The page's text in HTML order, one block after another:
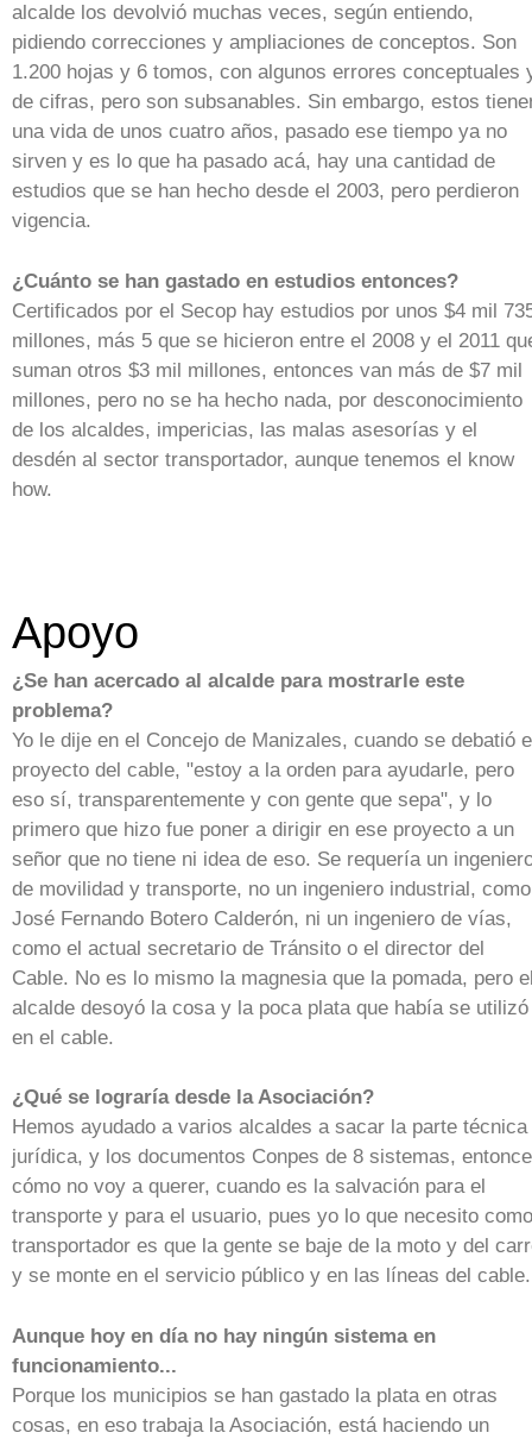
alcalde los devolvió muchas veces, según entiendo,
pidiendo correcciones y ampliaciones de conceptos. Son
1.200 hojas y 6 tomos, con algunos errores conceptuales
de cifras, pero son subsanables. Sin embargo, estos
una vida de unos cuatro años, pasado ese tiempo ya no
sirven y es lo que ha pasado acá, hay una cantidad de
estudios que se han hecho desde el 2003, pero perdieron
vigencia.
¿Cuánto se han gastado en estudios entonces?
Certificados por el Secop hay estudios por unos $4 mil
millones, más 5 que se hicieron entre el 2008 y el 2011
suman otros $3 mil millones, entonces van más de $7 mil
millones, pero no se ha hecho nada, por desconocimiento
de los alcaldes, impericias, las malas asesorías y el
desdén al sector transportador, aunque tenemos el know
how.
Apoyo
¿Se han acercado al alcalde para mostrarle este
problema?
Yo le dije en el Concejo de Manizales, cuando se debatió
proyecto del cable, "estoy a la orden para ayudarle, pero
eso sí, transparentemente y con gente que sepa", y lo
primero que hizo fue poner a dirigir en ese proyecto a un
señor que no tiene ni idea de eso. Se requería un
de movilidad y transporte, no un ingeniero industrial, como
José Fernando Botero Calderón, ni un ingeniero de vías,
como el actual secretario de Tránsito o el director del
Cable. No es lo mismo la magnesia que la pomada, pero
alcalde desoyó la cosa y la poca plata que había se utilizó
en el cable.
¿Qué se lograría desde la Asociación?
Hemos ayudado a varios alcaldes a sacar la parte
jurídica, y los documentos Conpes de 8 sistemas,
cómo no voy a querer, cuando es la salvación para el
transporte y para el usuario, pues yo lo que necesito como
transportador es que la gente se baje de la moto y del
y se monte en el servicio público y en las líneas del cable.
Aunque hoy en día no hay ningún sistema en
funcionamiento...
Porque los municipios se han gastado la plata en otras
cosas, en eso trabaja la Asociación, está haciendo un